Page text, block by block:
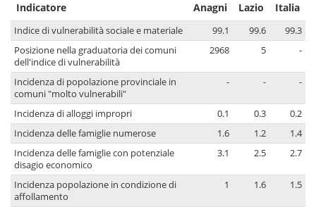
Indicatore Anagni Lazio Italia
Indice di vulnerabilità sociale e materiale 99.1 99.6
99.3
Posizione nella graduatoria dei comuni
dell'indice di vulnerabilità
2968 5 -
Incidenza di popolazione provinciale in
comuni "molto vulnerabili"
- - -
Incidenza di alloggi impropri 0.1 0.3
0.2
Incidenza delle famiglie numerose
1.6 1.2
1.4
Incidenza delle famiglie con potenziale
disagio economico
3.1 2.5 2.7
Incidenza popolazione in condizione di
affollamento
1 1.6 1.5